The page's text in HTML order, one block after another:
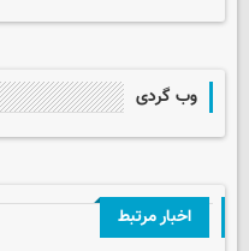
وب گردی
اخبار مرتبط